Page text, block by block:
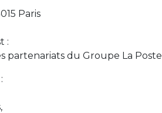
Paris
:
partenariats du Groupe La